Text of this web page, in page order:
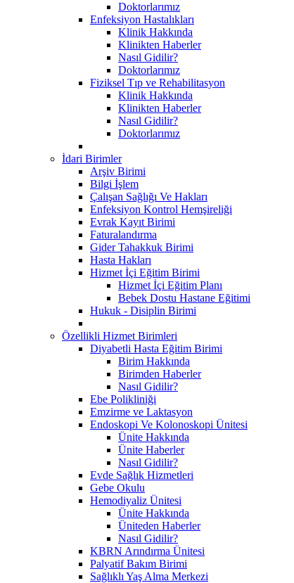
Doktorlarımız
Enfeksiyon Hastalıkları
Klinik Hakkında
Klinikten Haberler
Nasıl Gidilir?
Doktorlarımız
Fiziksel Tıp ve Rehabilitasyon
Klinik Hakkında
Klinikten Haberler
Nasıl Gidilir?
Doktorlarımız
İdari Birimler
Arşiv Birimi
Bilgi İşlem
Çalışan Sağlığı Ve Hakları
Enfeksiyon Kontrol Hemşireliği
Evrak Kayıt Birimi
Faturalandırma
Gider Tahakkuk Birimi
Hasta Hakları
Hizmet İçi Eğitim Birimi
Hizmet İçi Eğitim Planı
Bebek Dostu Hastane Eğitimi
Hukuk - Disiplin Birimi
Özellikli Hizmet Birimleri
Diyabetli Hasta Eğitim Birimi
Birim Hakkında
Birimden Haberler
Nasıl Gidilir?
Ebe Polikliniği
Emzirme ve Laktasyon
Endoskopi Ve Kolonoskopi Ünitesi
Ünite Hakkında
Ünite Haberler
Nasıl Gidilir?
Evde Sağlık Hizmetleri
Gebe Okulu
Hemodiyaliz Ünitesi
Ünite Hakkında
Üniteden Haberler
Nasıl Gidilir?
KBRN Arındırma Ünitesi
Palyatif Bakım Birimi
Sağlıklı Yaş Alma Merkezi